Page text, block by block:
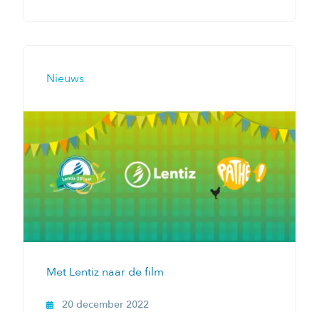
Nieuws
Met Lentiz naar de film
20 december 2022